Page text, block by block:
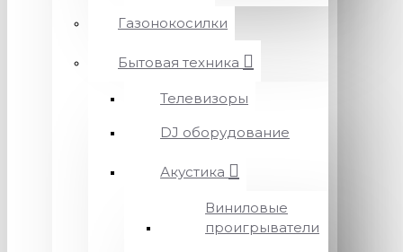
Газонокосилки
Бытовая техника
Телевизоры
DJ оборудование
Акустика
Виниловые
проигрыватели